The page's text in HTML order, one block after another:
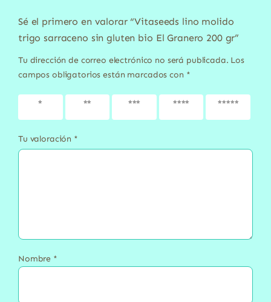
Sé el primero en valorar “Vitaseeds lino molido
trigo sarraceno sin gluten bio El Granero 200 gr”
Tu dirección de correo electrónico no será publicada. Los
campos obligatorios están marcados con *
1 de 5
2 de 5
3 de 5
4 de 5
5 de 5
Tu valoración *
Nombre *